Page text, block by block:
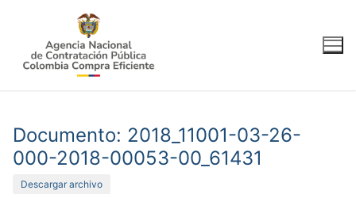
contenido
Documento: 2018_11001-03-26-
000-2018-00053-00_61431
Descargar archivo